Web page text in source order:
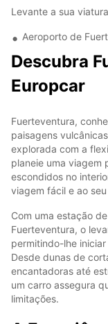
Levante a sua
Aeroporto de
Descubra
Europcar
Fuerteventura,
paisagens
explorada com a
planeie uma viagem
escondidos no
viagem fácil e ao
Com uma estação
Fuerteventura, o
permitindo-lhe
Desde dunas de
encantadoras até
um carro assegura
limitações.